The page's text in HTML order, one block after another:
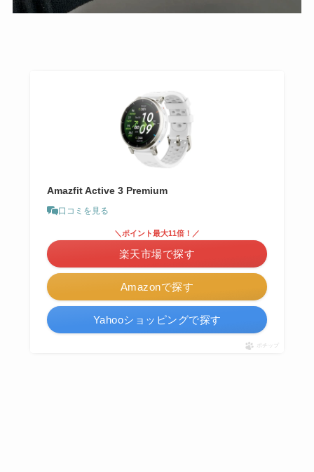
Amazfit Active 3 Premium
口コミを見る
Amazonで探す
＼ポイント最大11倍！／
楽天市場で探す
Yahooショッピングで探す
ポチップ